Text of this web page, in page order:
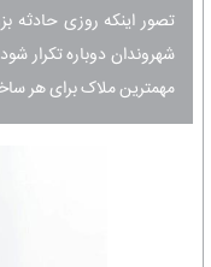
شهروندان دوباره تکرار
مهمترین ملاک برای هر